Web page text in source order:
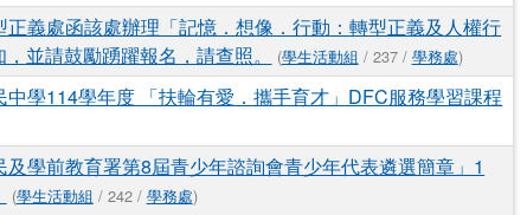
正義處函該處辦理「記憶．想像．行動：轉型正義及人權行
並請鼓勵踴躍報名，請查照。
(學生活動組 / 237 / 學務處)
中學114學年度 「扶輪有愛．攜手育才」DFC服務學習課程
學前教育署第8屆青少年諮詢會青少年代表遴選簡章」1
(學生活動組 / 242 / 學務處)